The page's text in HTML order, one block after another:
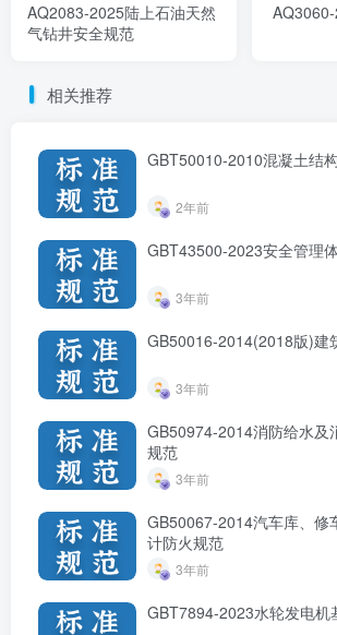
AQ2083-2025陆上石油天然
气钻井安全规范
相关推荐
GBT50010-2010混凝土结
2年前
GBT43500-2023安全管理
3年前
GB50016-2014(2018版)建
3年前
GB50974-2014消防给水及
规范
3年前
GB50067-2014汽车库、修
计防火规范
3年前
GBT7894-2023水轮发电机